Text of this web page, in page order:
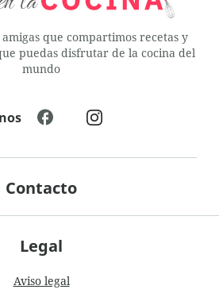
que compartimos recetas y
puedas disfrutar de la cocina del
mundo
Legal
Aviso legal
Contacto